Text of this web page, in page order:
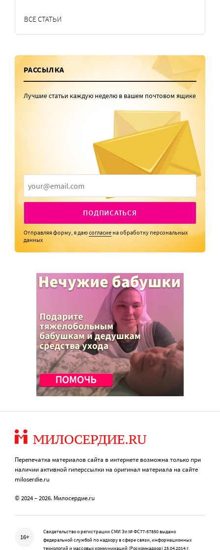
ВСЕ СТАТЬИ
РАССЫЛКА
Лучшие статьи каждую неделю в вашем почтовом ящике
ПОДПИСАТЬСЯ
Отправляя форму, я даюсогласие на обработку персональных
данных
Перепечатка материалов сайта в интернете возможна только при
наличии активной гиперссылки на оригинал материала на сайте
miloserdie.ru
© 2024 – 2026. Милосердие.ru
16+
Свидетельство о регистрации СМИ Эл № ФС77-57850 выдано
федеральной службой по надзору в сфере связи, информационных
технологий и массовых коммуникаций (Роскомнадзор) 25.04.2014 г.